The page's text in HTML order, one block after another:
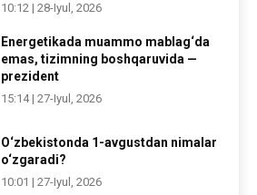
10:12 | 28-Iyul, 2026
Energetikada muammo mablag‘da
emas, tizimning boshqaruvida —
prezident
15:14 | 27-Iyul, 2026
O‘zbekistonda 1-avgustdan nimalar
o‘zgaradi?
10:01 | 27-Iyul, 2026